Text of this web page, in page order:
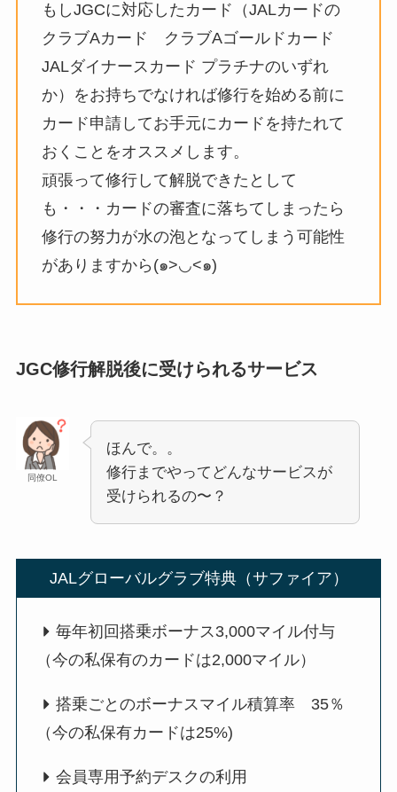
もしJGCに対応したカード（JALカードの
クラブAカード クラブAゴールドカード
JALダイナースカード プラチナのいずれ
か）をお持ちでなければ修行を始める前に
カード申請してお手元にカードを持たれて
おくことをオススメします。
頑張って修行して解脱できたとして
も・・・カードの審査に落ちてしまったら
修行の努力が水の泡となってしまう可能性
がありますから(๑>◡<๑)
JGC修行解脱後に受けられるサービス
同僚OL
ほんで。。
修行までやってどんなサービスが
受けられるの〜？
JALグローバルグラブ特典（サファイア）
毎年初回搭乗ボーナス3,000マイル付与
（今の私保有のカードは2,000マイル）
搭乗ごとのボーナスマイル積算率 35％
（今の私保有カードは25%)
会員専用予約デスクの利用